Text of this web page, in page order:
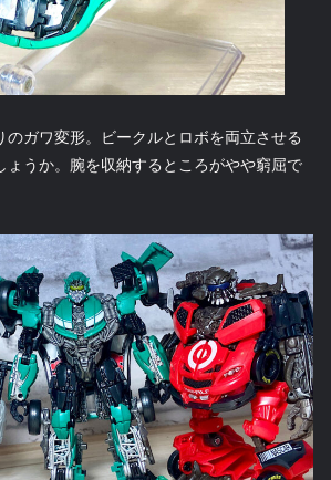
のガワ変形。ビークルとロボを両立させる
ょうか。腕を収納するところがやや窮屈で